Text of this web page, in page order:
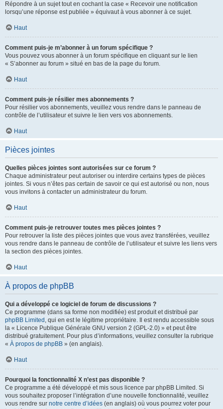
Répondre à un sujet tout en cochant la case « Recevoir une notification
lorsqu’une réponse est publiée » équivaut à vous abonner à ce sujet.
Haut
Comment puis-je m’abonner à un forum spécifique ?
Vous pouvez vous abonner à un forum spécifique en cliquant sur le lien
« S’abonner au forum » situé en bas de la page du forum.
Haut
Comment puis-je résilier mes abonnements ?
Pour résilier vos abonnements, veuillez vous rendre dans le panneau de
contrôle de l’utilisateur et suivre le lien vers vos abonnements.
Haut
Pièces jointes
Quelles pièces jointes sont autorisées sur ce forum ?
Chaque administrateur peut autoriser ou interdire certains types de pièces
jointes. Si vous n’êtes pas certain de savoir ce qui est autorisé ou non, nous
vous invitons à contacter un administrateur du forum.
Haut
Comment puis-je retrouver toutes mes pièces jointes ?
Pour retrouver la liste des pièces jointes que vous avez transférées, veuillez
vous rendre dans le panneau de contrôle de l’utilisateur et suivre les liens vers
la section des pièces jointes.
Haut
À propos de phpBB
Qui a développé ce logiciel de forum de discussions ?
Ce programme (dans sa forme non modifiée) est produit et distribué par
phpBB Limited , qui en est le légitime propriétaire. Il est rendu accessible sous
la « Licence Publique Générale GNU version 2 (GPL-2.0) » et peut être
distribué gratuitement. Pour plus d’informations, veuillez consulter la rubrique
« À propos de phpBB » (en anglais).
Haut
Pourquoi la fonctionnalité X n’est pas disponible ?
Ce programme a été développé et mis sous licence par phpBB Limited. Si
vous souhaitez proposer l’intégration d’une nouvelle fonctionnalité, veuillez
vous rendre sur notre centre d’idées (en anglais) où vous pourrez voter pour